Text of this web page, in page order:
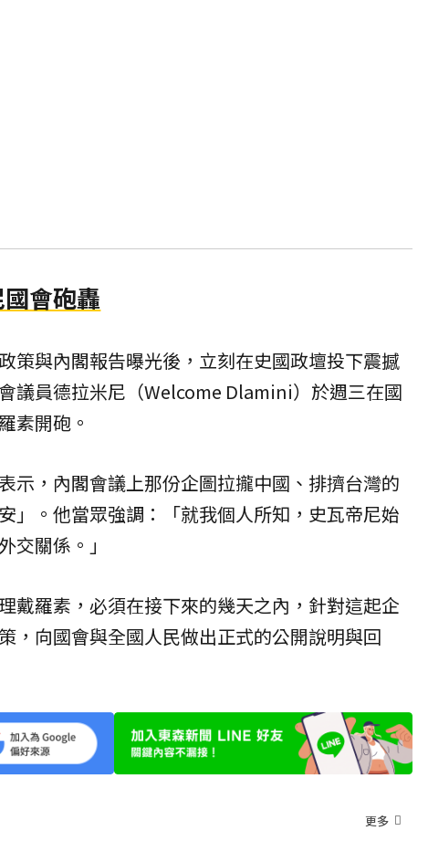
會砲轟
策與內閣報告曝光後，立刻在史國政壇投下震撼
議員德拉米尼（Welcome Dlamini）於週三在國
素開砲。
示，內閣會議上那份企圖拉攏中國、排擠台灣的
」。他當眾強調：「就我個人所知，史瓦帝尼始
交關係。」
戴羅素，必須在接下來的幾天之內，針對這起企
，向國會與全國人民做出正式的公開說明與回
更多